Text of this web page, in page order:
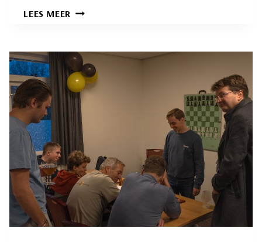
LEES MEER RAPID
WINNAAR!